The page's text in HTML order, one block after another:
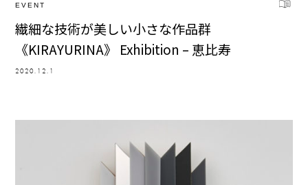
EVENT
繊細な技術が美しい小さな作品群
《KIRAYURINA》 Exhibition – 恵比寿
2020.12.1